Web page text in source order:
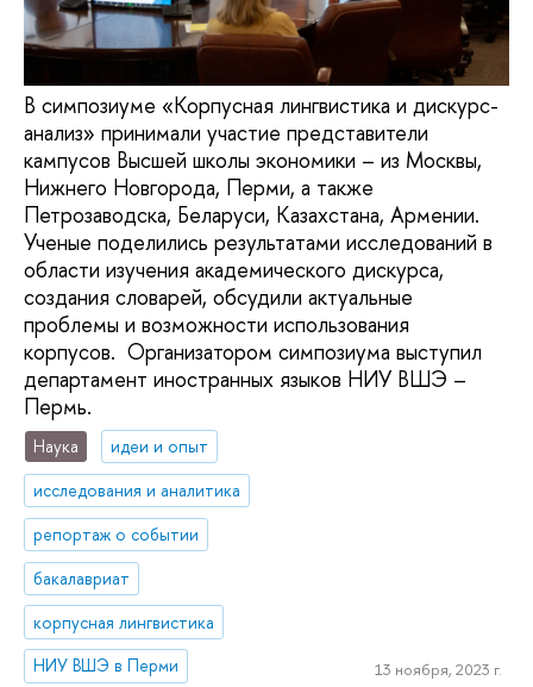
В симпозиуме «Корпусная лингвистика и дискурс-
анализ» принимали участие представители
кампусов Высшей школы экономики – из Москвы,
Нижнего Новгорода, Перми, а также
Петрозаводска, Беларуси, Казахстана, Армении.
Ученые поделились результатами исследований в
области изучения академического дискурса,
создания словарей, обсудили актуальные
проблемы и возможности использования
корпусов. Организатором симпозиума выступил
департамент иностранных языков НИУ ВШЭ –
Пермь.
Наука
идеи и опыт
исследования и аналитика
репортаж о событии
бакалавриат
корпусная лингвистика
НИУ ВШЭ в Перми
13 ноября, 2023 г.